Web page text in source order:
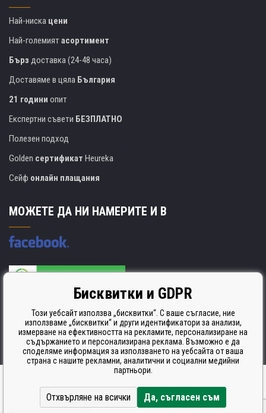
Най-ниска цени
Най-големиятасортимент
Бърз доставка (24-48 часа)
Доставяме в цяла България
21 години опит
Експертни съвети БЕЗПЛАТНО
Полезен подход
Golden сертификат Heureka
Сейф онлайн плащания
МОЖЕТЕ ДА НИ НАМЕРИТЕ И В
Производителят на касети е сертифициран
ISO 9001. ISO 14001 и STMC.
Ecommerce solutionsBINARGON.cz
Бисквитки и GDPR
Този уебсайт използва „бисквитки“. С ваше съгласие, ние
използваме „бисквитки“ и други идентификатори за анализи,
измерване на ефективността на рекламите, персонализиране на
съдържанието и персонализирана реклама. Възможно е да
споделяме информация за използването на уебсайта от ваша
страна с нашите рекламни, аналитични и социални медийни
партньори.
Отхвърляне на всички Да, съгласен съм